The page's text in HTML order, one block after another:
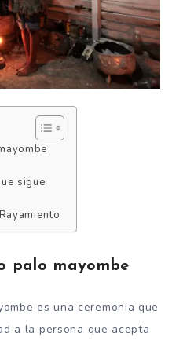
sigue
palo mayombe
es una ceremonia que
a la persona que acepta